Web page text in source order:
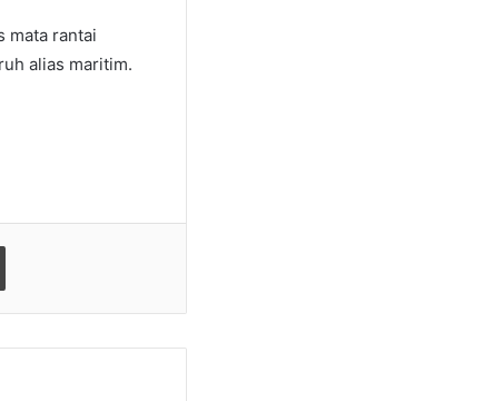
mata rantai
alias maritim.
Print